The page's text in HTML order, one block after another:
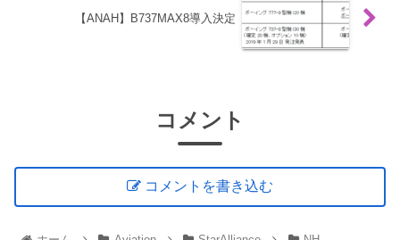
【ANAH】B737MAX8導入決定
コメント
コメントを書き込む